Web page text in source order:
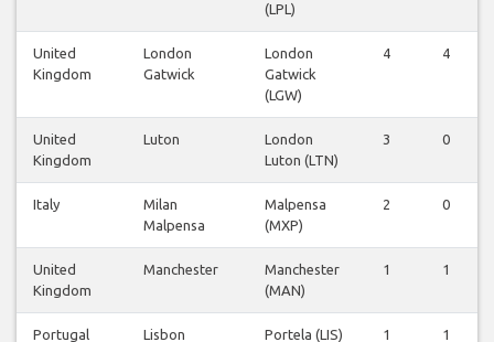
(LPL)
United
Kingdom
London
Gatwick
London
Gatwick
(LGW)
4 4
United
Kingdom
Luton
London
Luton (LTN)
3 0
Italy
Milan
Malpensa
Malpensa
(MXP)
2 0
United
Kingdom
Manchester
Manchester
(MAN)
1 1
Portugal Lisbon Portela (LIS) 1 1